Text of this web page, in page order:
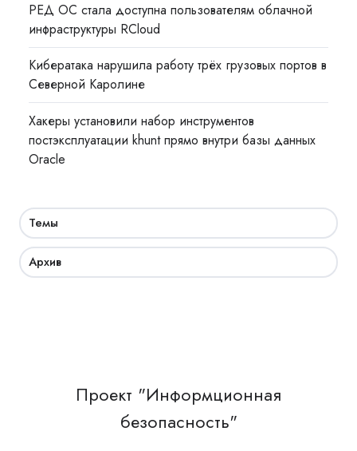
РЕД ОС стала доступна пользователям облачной
инфраструктуры RCloud
Кибератака нарушила работу трёх грузовых портов в
Северной Каролине
Хакеры установили набор инструментов
постэксплуатации khunt прямо внутри базы данных
Oracle
Темы
Архив
Проект "Информционная
безопасность"